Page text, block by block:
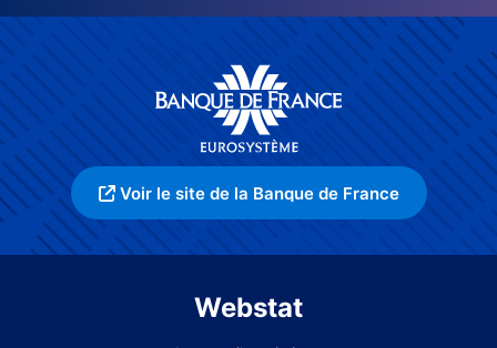
Voir le site de la Banque de France
Webstat